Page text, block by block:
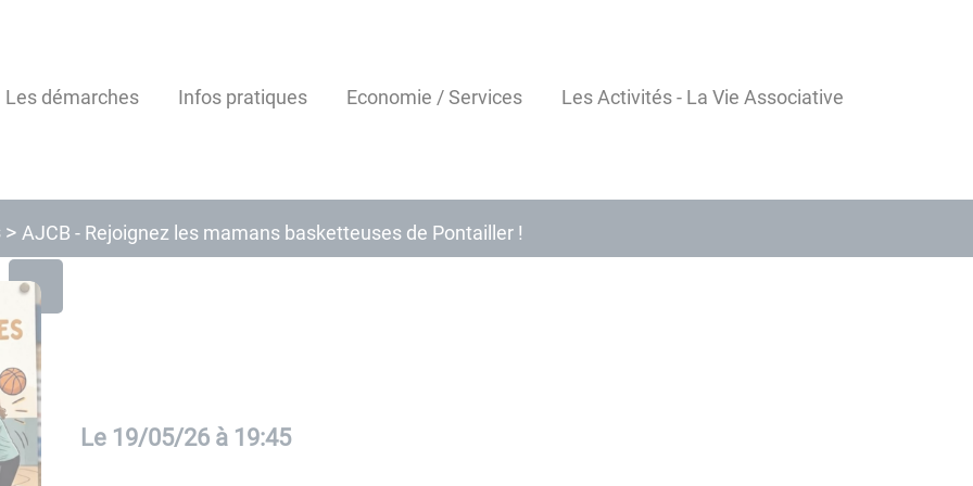
Les démarches Infos pratiques Economie / Services Les Activités - La Vie Associative
AJCB - Rejoignez les mamans basketteuses de Pontailler !
Le 19/05/26 à 19:45